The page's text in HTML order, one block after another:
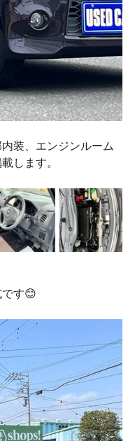
装、エンジンルーム
します。
す😊